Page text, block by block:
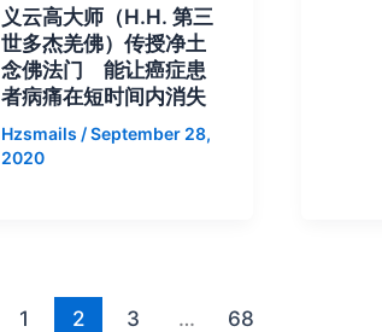
义云高大师（H.H. 第三
世多杰羌佛）传授净土
念佛法门 能让癌症患
者病痛在短时间内消失
Hzsmails /September 28,
2020
1 2 3 … 68